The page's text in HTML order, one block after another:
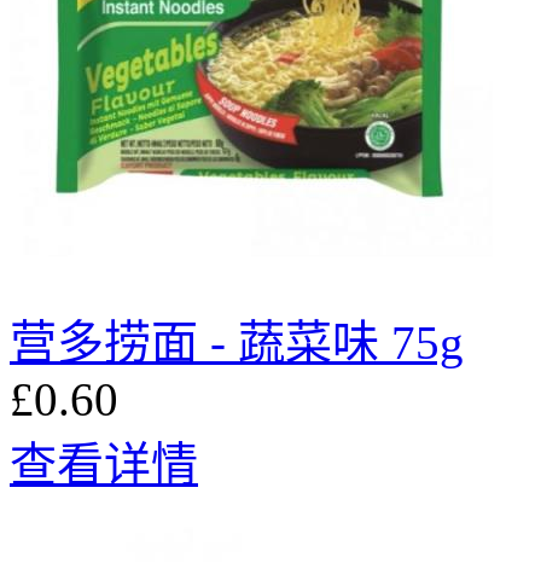
营多捞面 - 蔬菜味 75g
£0.60
查看详情